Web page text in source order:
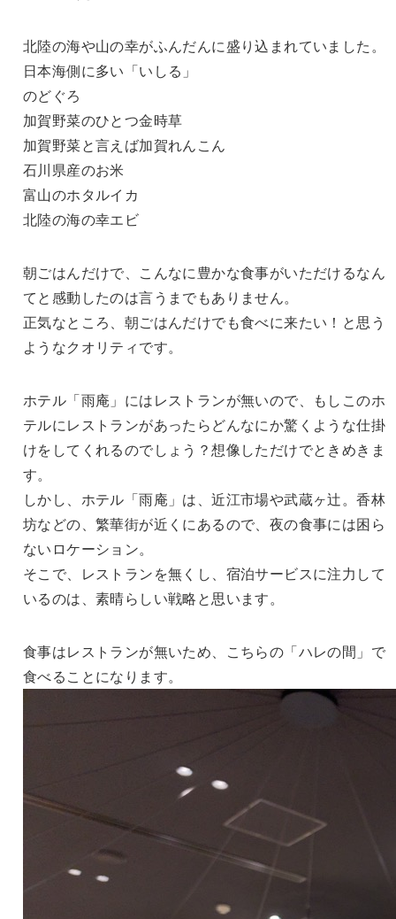
北陸の海や山の幸がふんだんに盛り込まれていました。
日本海側に多い「いしる」
のどぐろ
加賀野菜のひとつ金時草
加賀野菜と言えば加賀れんこん
石川県産のお米
富山のホタルイカ
北陸の海の幸エビ
朝ごはんだけで、こんなに豊かな食事がいただけるなん
てと感動したのは言うまでもありません。
正気なところ、朝ごはんだけでも食べに来たい！と思う
ようなクオリティです。
ホテル「雨庵」にはレストランが無いので、もしこのホ
テルにレストランがあったらどんなにか驚くような仕掛
けをしてくれるのでしょう？想像しただけでときめきま
す。
しかし、ホテル「雨庵」は、近江市場や武蔵ヶ辻。香林
坊などの、繁華街が近くにあるので、夜の食事には困ら
ないロケーション。
そこで、レストランを無くし、宿泊サービスに注力して
いるのは、素晴らしい戦略と思います。
食事はレストランが無いため、こちらの「ハレの間」で
食べることになります。